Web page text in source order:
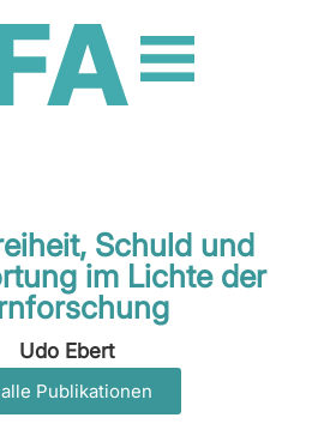
Schuld und
im Lichte der
Udo Ebert
alle Publikationen